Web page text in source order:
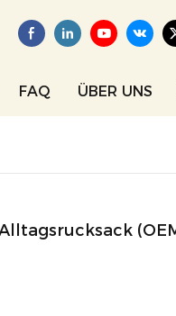
FAQ ÜBER UNS